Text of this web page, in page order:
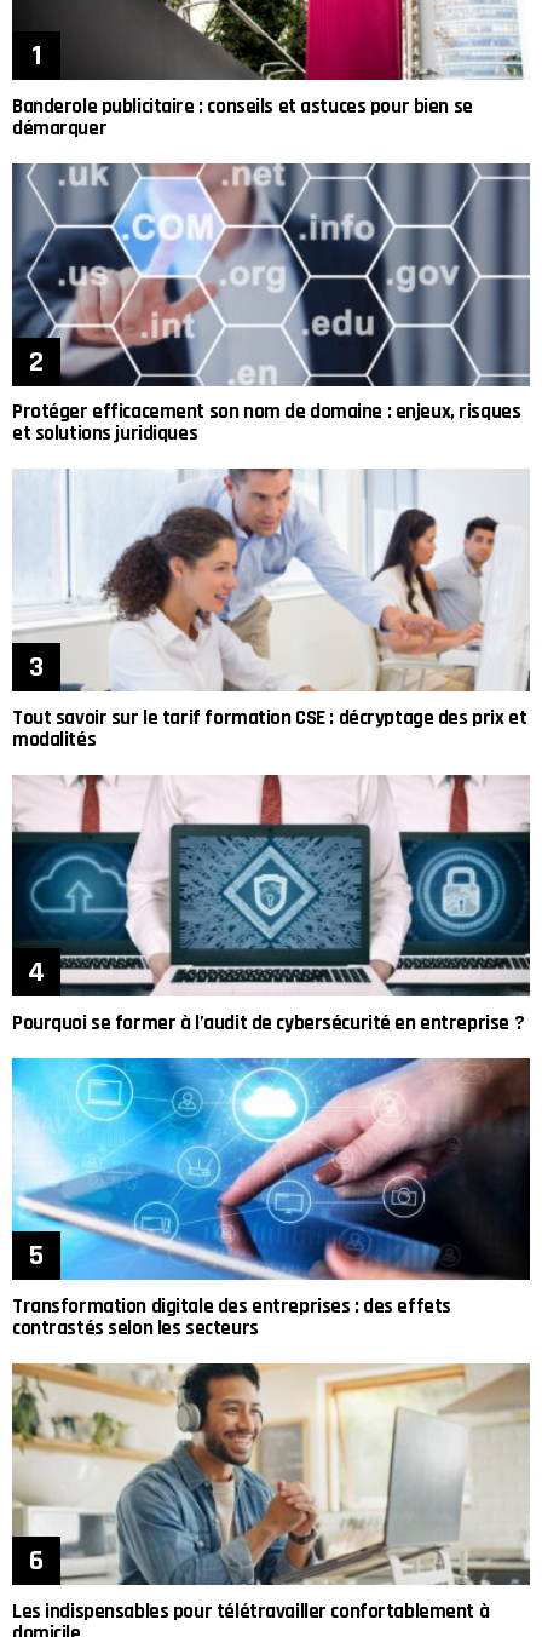
Banderole publicitaire : conseils et astuces pour bien se
démarquer
Protéger efficacement son nom de domaine : enjeux, risques
et solutions juridiques
Tout savoir sur le tarif formation CSE : décryptage des prix et
modalités
Pourquoi se former à l’audit de cybersécurité en entreprise ?
Transformation digitale des entreprises : des effets
contrastés selon les secteurs
Les indispensables pour télétravailler confortablement à